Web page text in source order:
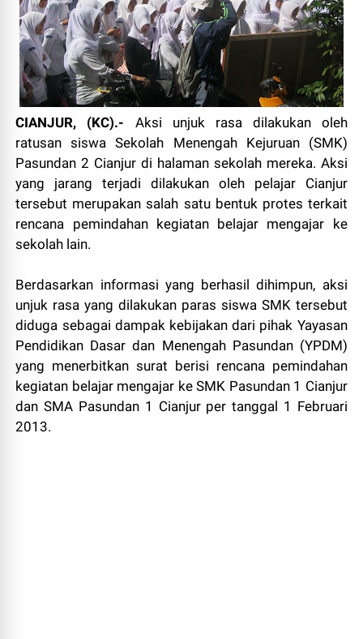
CIANJUR, (KC).- Aksi unjuk rasa dilakukan oleh
ratusan siswa Sekolah Menengah Kejuruan (SMK)
Pasundan 2 Cianjur di halaman sekolah mereka. Aksi
yang jarang terjadi dilakukan oleh pelajar Cianjur
tersebut merupakan salah satu bentuk protes terkait
rencana pemindahan kegiatan belajar mengajar ke
sekolah lain.
Berdasarkan informasi yang berhasil dihimpun, aksi
unjuk rasa yang dilakukan paras siswa SMK tersebut
diduga sebagai dampak kebijakan dari pihak Yayasan
Pendidikan Dasar dan Menengah Pasundan (YPDM)
yang menerbitkan surat berisi rencana pemindahan
kegiatan belajar mengajar ke SMK Pasundan 1 Cianjur
dan SMA Pasundan 1 Cianjur per tanggal 1 Februari
2013.